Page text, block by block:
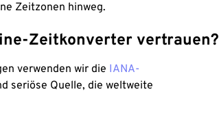
Zeitzonen hinweg.
Zeitkonverter vertrauen?
verwenden wir die IANA-
seriöse Quelle, die weltweite